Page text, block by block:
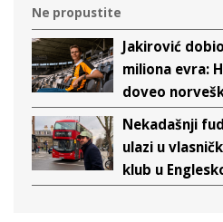
Ne propustite
Jakirović
miliona evra:
doveo
Nekadašnji
ulazi u
klub u